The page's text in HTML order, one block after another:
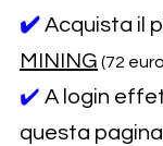
✔️ Acquista il
MINING (72
✔️ A login
questa pagina